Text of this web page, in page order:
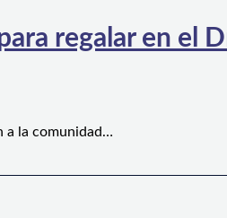
regalar en el
a la comunidad…